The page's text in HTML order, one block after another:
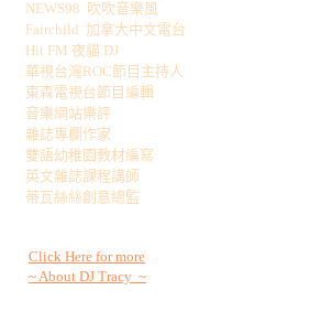
NEWS98 吹吹音樂風
Fairchild 加拿大中文電台
Hit FM 夜貓 DJ
華視台灣ROC節目主持人
東森電視台節目編輯
音樂網站樂評
雜誌專欄作家
雙語幼稚園教材編寫
英文雜誌課程講師
蒂瓦絲絲創意總監
Click Here for more
~ About DJ Tracy ~